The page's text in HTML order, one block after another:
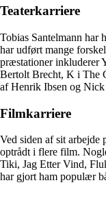
Teaterkarriere
Tobias Santelmann har
har udført mange
præstationer inkluderer
Bertolt Brecht, K i The
af Henrik Ibsen og
Filmkarriere
Ved siden af sit arbejde
optrådt i flere film.
Tiki, Jag Etter Vind,
har gjort ham populær